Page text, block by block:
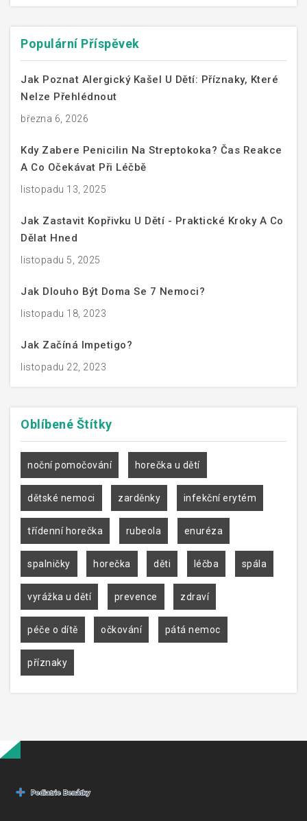
Populární Příspěvek
Jak Poznat Alergický Kašel U Dětí: Příznaky, Které
Nelze Přehlédnout
března 6, 2026
Kdy Zabere Penicilin Na Streptokoka? Čas Reakce
A Co Očekávat Při Léčbě
listopadu 13, 2025
Jak Zastavit Kopřivku U Dětí - Praktické Kroky A Co
Dělat Hned
listopadu 5, 2025
Jak Dlouho Být Doma Se 7 Nemoci?
listopadu 18, 2023
Jak Začíná Impetigo?
listopadu 22, 2023
Oblíbené Štítky
noční pomočování horečka u dětí
dětské nemoci zarděnky infekční erytém
třídenní horečka rubeola enuréza
spalničky horečka děti léčba spála
vyrážka u dětí prevence zdraví
péče o dítě očkování pátá nemoc
příznaky